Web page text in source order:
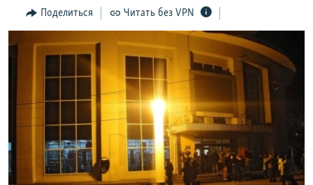
Вернутся
поиску
ИНТЕРАКТИВ
ИНФОГРАФИКА
ТЕЛЕПРОЕКТ КРЫМ.РЕАЛИИ
СОВЕТЫ ПРАВОЗАЩИТНИКОВ
ПОБЕДИТЕЛЕЙ НЕ СУДЯТ?
КРЫМ.НЕПОКОРЕННЫЙ
РАДІО СВОБОДА
КАК ОБОЙТИ БЛОКИРОВКУ
Українською
Qırımtatar
ПРИСОЕДИНЯЙТЕСЬ!
Поделиться Читать без VPN